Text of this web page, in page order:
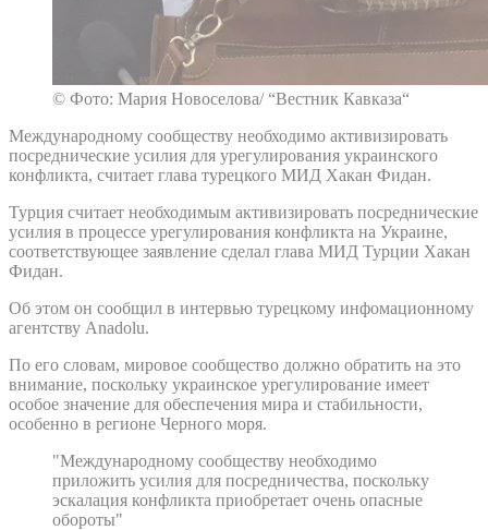
© Фото: Мария Новоселова/ “Вестник Кавказа“
Международному сообществу необходимо активизировать
посреднические усилия для урегулирования украинского
конфликта, считает глава турецкого МИД Хакан Фидан.
Турция считает необходимым активизировать посреднические
усилия в процессе урегулирования конфликта на Украине,
соответствующее заявление сделал глава МИД Турции Хакан
Фидан.
Об этом он сообщил в интервью турецкому инфомационному
агентству Anadolu.
По его словам, мировое сообщество должно обратить на это
внимание, поскольку украинское урегулирование имеет
особое значение для обеспечения мира и стабильности,
особенно в регионе Черного моря.
"Международному сообществу необходимо
приложить усилия для посредничества, поскольку
эскалация конфликта приобретает очень опасные
обороты"